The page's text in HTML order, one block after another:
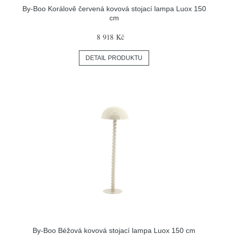
By-Boo Korálově červená kovová stojací lampa Luox 150
cm
8 918 Kč
DETAIL PRODUKTU
By-Boo Béžová kovová stojací lampa Luox 150 cm